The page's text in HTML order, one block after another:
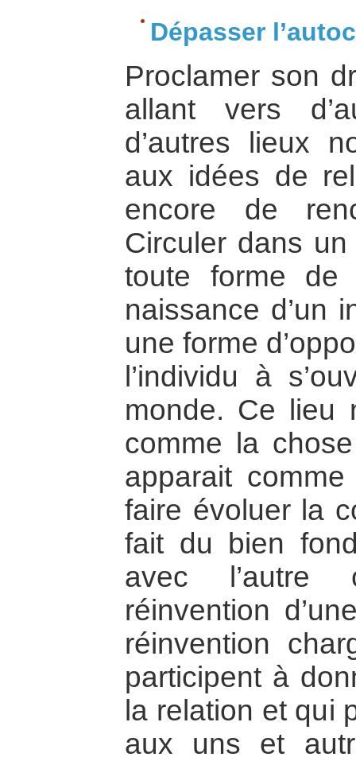
Dépasser
Proclamer son
allant vers
d’autres lieux
aux idées de
encore de
Circuler dans
toute forme
naissance d’un
une forme
l’individu à
monde. Ce lieu
comme la
apparait
faire évoluer la
fait du bien
avec l’autre
réinvention
réinvention
participent à
la relation et qui
aux uns et